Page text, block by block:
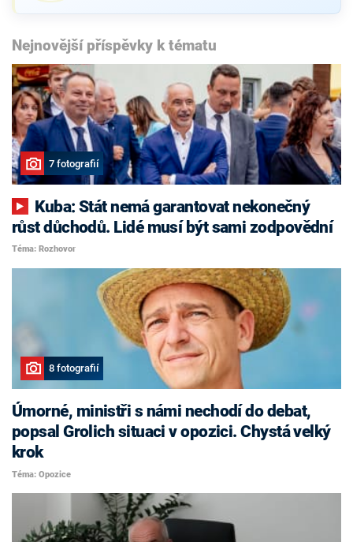
Nejnovější příspěvky k tématu
7 fotografií
růst důchodů. Lidé musí být sami zodpovědní
Téma: Rozhovor
8 fotografií
Úmorné, ministři s námi nechodí do debat,
popsal Grolich situaci v opozici. Chystá velký
krok
Téma: Opozice